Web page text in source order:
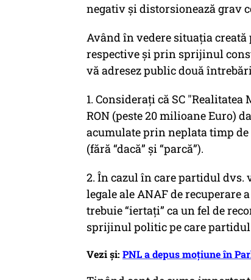
negativ și distorsionează grav
Având în vedere situația
respective și prin sprijinul
vă adresez public două
1. Considerați că SC
RON (peste 20 milioane Euro)
acumulate prin neplata timp
(fără “dacă” și “parcă”).
2. În cazul în care partidul
legale ale ANAF de recuperare
trebuie “iertați” ca un fel de
sprijinul politic pe care partidul
Vezi și: PNL a depus moțiune în